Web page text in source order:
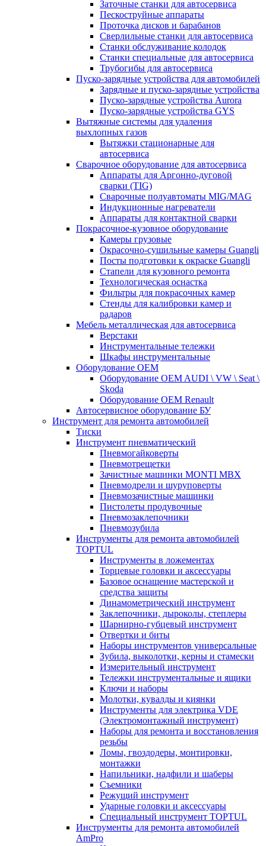
Заточные станки для автосервиса
Пескоструйные аппараты
Проточка дисков и барабанов
Сверлильные станки для автосервиса
Станки обслуживание колодок
Станки специальные для автосервиса
Трубогибы для автосервиса
Пуско-зарядные устройства для автомобилей
Зарядные и пуско-зарядные устройства
Пуско-зарядные устройства Aurora
Пуско-зарядные устройства GYS
Вытяжные системы для удаления
выхлопных газов
Вытяжки стационарные для
автосервиса
Сварочное оборудование для автосервиса
Аппараты для Аргонно-дуговой
сварки (TIG)
Сварочные полуавтоматы MIG/MAG
Индукционные нагреватели
Аппараты для контактной сварки
Покрасочное-кузовное оборудование
Камеры грузовые
Окрасочно-сушильные камеры Guangli
Посты подготовки к окраске Guangli
Стапели для кузовного ремонта
Технологическая оснастка
Фильтры для покрасочных камер
Стенды для калибровки камер и
радаров
Мебель металлическая для автосервиса
Верстаки
Инструментальные тележки
Шкафы инструментальные
Оборудование OEM
Оборудование OEM AUDI \ VW \ Seat \
Skoda
Оборудование OEM Renault
Автосервисное оборудование БУ
Инструмент для ремонта автомобилей
Тиски
Инструмент пневматический
Пневмогайковерты
Пневмотрещетки
Зачистные машинки MONTI MBX
Пневмодрели и шуруповерты
Пневмозачистные машинки
Пистолеты продувочные
Пневмозаклепочники
Пневмозубила
Инструменты для ремонта автомобилей
TOPTUL
Инструменты в ложементах
Торцевые головки и аксессуары
Базовое оснащение мастерской и
средства защиты
Динамометрический инструмент
Заклепочники, дыроколы, степлеры
Шарнирно-губцевый инструмент
Отвертки и биты
Наборы инструментов универсальные
Зубила, выколотки, керны и стамески
Измерительный инструмент
Тележки инструментальные и ящики
Ключи и наборы
Молотки, кувалды и киянки
Инструменты для электрика VDE
(Электромонтажный инструмент)
Наборы для ремонта и восстановления
резьбы
Ломы, гвоздодеры, монтировки,
монтажки
Напильники, надфили и шаберы
Съемники
Режущий инструмент
Ударные головки и аксессуары
Специальный инструмент TOPTUL
Инструменты для ремонта автомобилей
AmPro